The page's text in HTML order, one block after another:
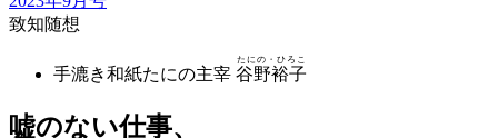
致知随想
手漉き和紙たにの主宰 谷野裕子
たにの・ひろこ
嘘のない仕事、